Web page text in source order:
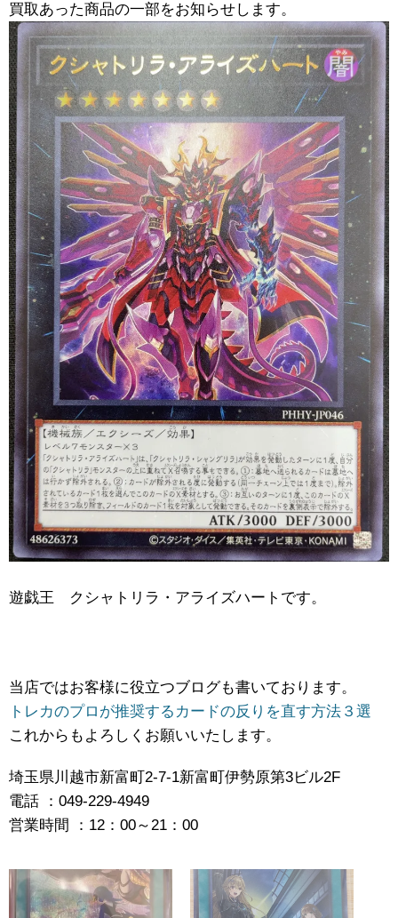
買取あった商品の一部をお知らせします。
遊戯王 クシャトリラ・アライズハートです。
当店ではお客様に役立つブログも書いております。
トレカのプロが推奨するカードの反りを直す方法３選
これからもよろしくお願いいたします。
埼玉県川越市新富町2-7-1新富町伊勢原第3ビル2F
電話 ：049-229-4949
営業時間 ：12：00～21：00